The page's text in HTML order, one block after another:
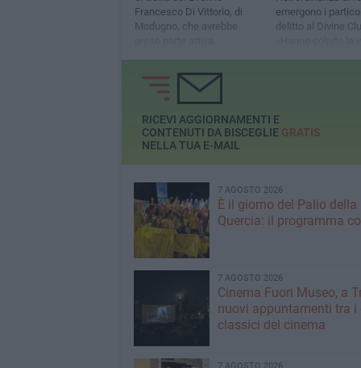
Francesco Di Vittorio, di
Modugno, che avrebbe
emergono i
delitto al Divine
RICEVI AGGIORNAMENTI E
CONTENUTI DA BISCEGLIE GRATIS
NELLA TUA E-MAIL
7 AGOSTO 2026
È il giorno del Palio della
Quercia: il programma
7 AGOSTO 2026
Cinema Fuori Museo, a
nuovi appuntamenti tra i
classici del cinema
7 AGOSTO 2026